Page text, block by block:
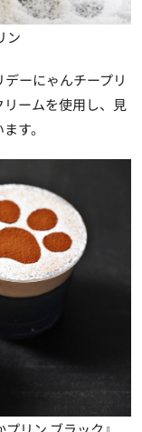
ン
ーにゃんチープリ
ームを使用し、見
す。